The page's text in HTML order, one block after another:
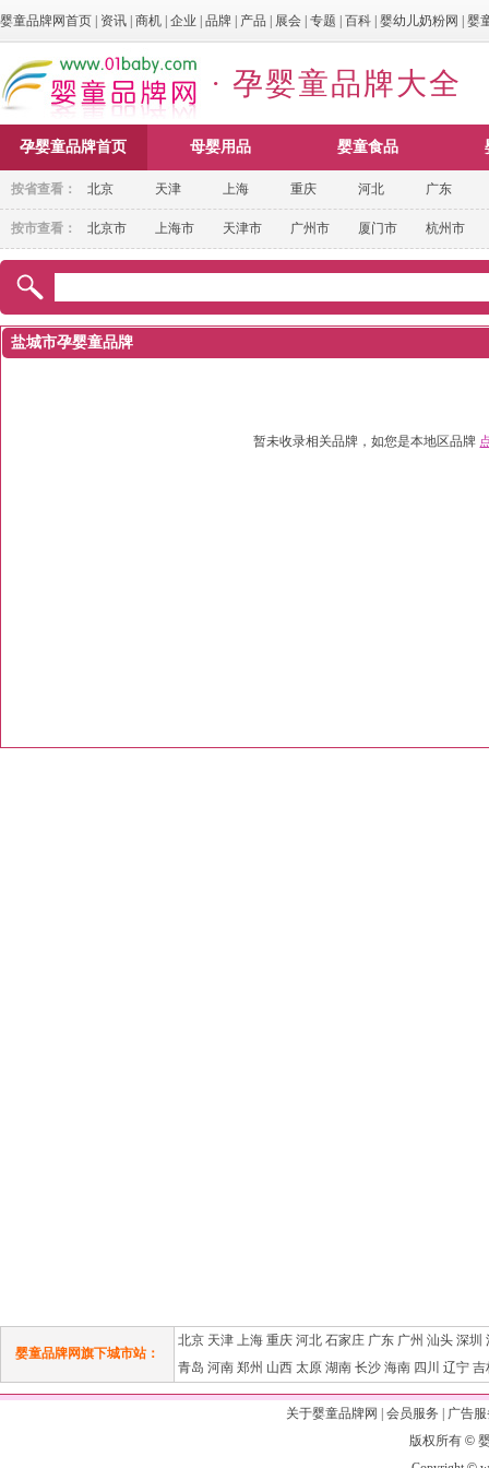
婴童品牌网首页 资讯 商机 企业 品牌 产品 展会 专题 百科 婴幼儿奶粉网 婴
· 孕婴童品牌大全
孕婴童品牌首页 母婴用品 婴童食品
北京 天津 上海 重庆 河北 广东
按省查看：
北京市 上海市 天津市 广州市 厦门市 杭州市
按市查看：
盐城市孕婴童品牌
暂未收录相关品牌，如您是本地区品牌
婴童品牌网旗下城市站：
北京 天津 上海 重庆 河北 石家庄 广东 广州 汕头 深圳
青岛 河南 郑州 山西 太原 湖南 长沙 海南 四川 辽宁 吉
关于婴童品牌网 会员服务
广告
版权所有 ©